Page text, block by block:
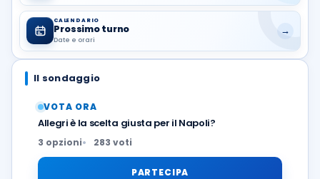
CALENDARIO
Prossimo turno
Date e orari
→
Il sondaggio
VOTA ORA
Allegri è la scelta giusta per il Napoli?
3 opzioni 283 voti
PARTECIPA